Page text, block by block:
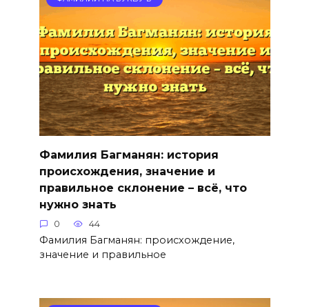
Фамилия Багманян: история
происхождения, значение и
правильное склонение – всё, что
нужно знать
0 44
Фамилия Багманян: происхождение,
значение и правильное